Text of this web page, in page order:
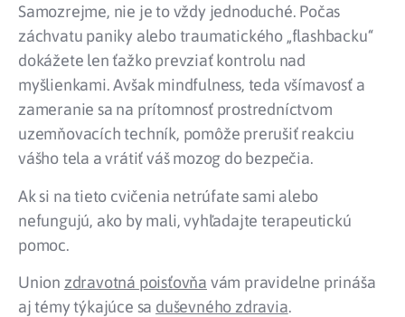
Samozrejme, nie je to vždy jednoduché. Počas
záchvatu paniky alebo traumatického „flashbacku“
dokážete len ťažko prevziať kontrolu nad
myšlienkami. Avšak mindfulness, teda všímavosť a
zameranie sa na prítomnosť prostredníctvom
uzemňovacích techník, pomôže prerušiť reakciu
vášho tela a vrátiť váš mozog do bezpečia.
Ak si na tieto cvičenia netrúfate sami alebo
nefungujú, ako by mali, vyhľadajte terapeutickú
pomoc.
Union zdravotná poisťovňa vám pravidelne prináša
aj témy týkajúce sa duševného zdravia.